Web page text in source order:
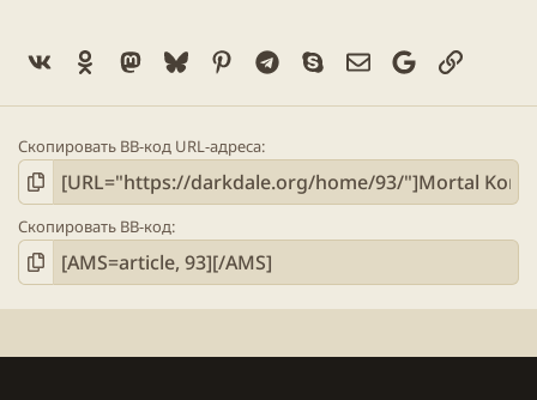
Vk Ok Mastodon
BlueskyPinterestTelegram
SkypeЭлектронная
GoogleСсылка
Скопировать BB-код URL-адреса
Скопировать BB-код